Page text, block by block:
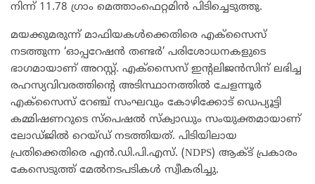
നിന്ന് 11.78 ഗ്രാം മെത്താംഫെറ്റമിൻ പിടിച്ചെടുത്തു.
മയക്കുമരുന്ന് മാഫിയകൾക്കെതിരെ എക്സൈസ്
നടത്തുന്ന ‘ഓപ്പറേഷൻ തണ്ടർ’ പരിശോധനകളുടെ
ഭാഗമായാണ് അറസ്റ്റ്. എക്സൈസ് ഇന്റലിജൻസിന് ലഭിച്ച
രഹസ്യവിവരത്തിന്റെ അടിസ്ഥാനത്തിൽ ചേളന്നൂർ
എക്സൈസ് റേഞ്ച് സംഘവും കോഴിക്കോട് ഡെപ്യൂട്ടി
കമ്മിഷണറുടെ സ്പെഷൽ സ്ക്വാഡും സംയുക്തമായാണ്
ലോഡ്ജിൽ റെയ്ഡ് നടത്തിയത്. പിടിയിലായ
പ്രതിക്കെതിരെ എൻ.ഡി.പി.എസ്. (NDPS) ആക്ട് പ്രകാരം
കേസെടുത്ത് മേൽനടപടികൾ സ്വീകരിച്ചു.